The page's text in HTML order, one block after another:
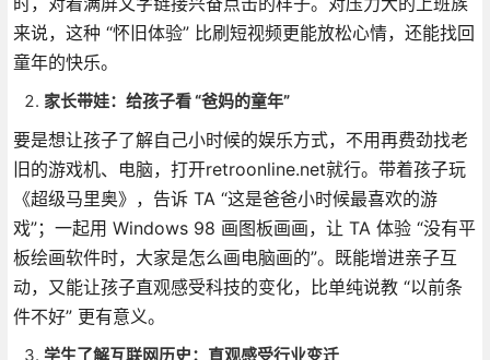
来说，这种 “怀旧体验” 比刷短视频更能放松心情，还能找回
童年的快乐。
家长带娃：给孩子看 “爸妈的童年”
要是想让孩子了解自己小时候的娱乐方式，不用再费劲找老
旧的游戏机、电脑，打开retroonline.net就行。带着孩子玩
《超级马里奥》，告诉 TA “这是爸爸小时候最喜欢的游
戏”；一起用 Windows 98 画图板画画，让 TA 体验 “没有平
板绘画软件时，大家是怎么画电脑画的”。既能增进亲子互
动，又能让孩子直观感受科技的变化，比单纯说教 “以前条
件不好” 更有意义。
学生了解互联网历史：直观感受行业变迁